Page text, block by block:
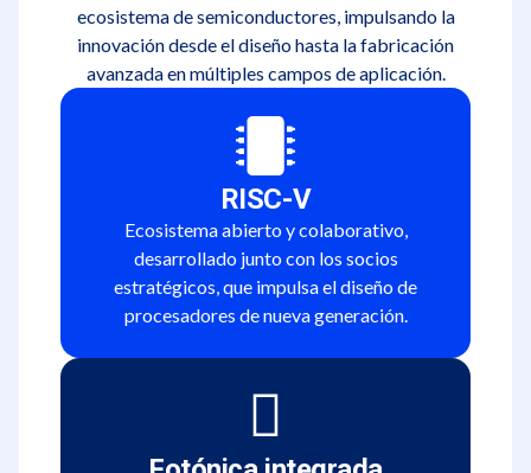
ecosistema de semiconductores, impulsando la
innovación desde el diseño hasta la fabricación
avanzada en múltiples campos de aplicación.
RISC-V
Ecosistema abierto y colaborativo,
desarrollado junto con los socios
estratégicos, que impulsa el diseño de
procesadores de nueva generación.